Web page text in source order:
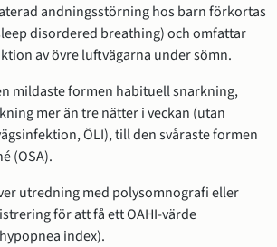
andningsstörning hos barn förkortas
disordered breathing) och omfattar
av övre luftvägarna under sömn.
mildaste formen habituell snarkning,
mer än tre nätter i veckan (utan
ÖLI), till den svåraste formen
(OSA).
utredning med polysomnografi eller
för att få ett OAHI-värde
index).